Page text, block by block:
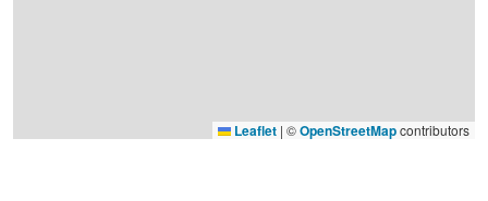
Leaflet | ©OpenStreetMapcontributors